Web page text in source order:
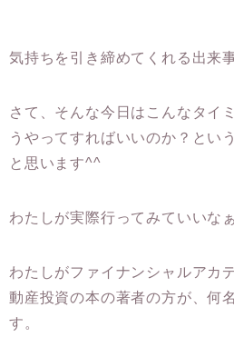
気持ちを引き締めてくれる出来
さて、そんな今日はこんなタイ
うやってすればいいのか？とい
と思います^^
わたしが実際行ってみていいな
わたしがファイナンシャルアカ
動産投資の本の著者の方が、何
す。